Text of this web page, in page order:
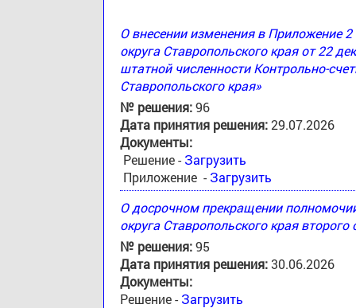
О внесении изменения в Приложение
округа Ставропольского края от 22
штатной численности Контрольно-
Ставропольского края»
№ решения:96
Дата принятия решения:29.07.2026
Документы:
Решение - Загрузить
Приложение - Загрузить
О досрочном прекращении
округа Ставропольского края
№ решения:95
Дата принятия решения:30.06.2026
Документы:
Решение - Загрузить